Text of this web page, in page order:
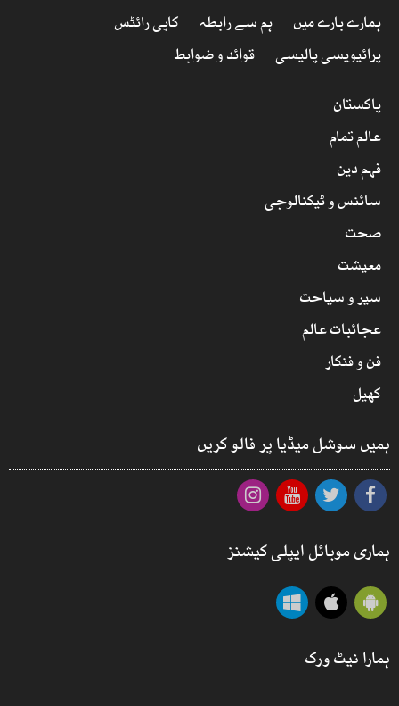
ہمارے بارے میں ہم سے رابطہ
کاپی رائٹس
پرائیویسی پالیسی
قوائد و ضوابط
پاکستان
عالم تمام
فہم دین
سائنس و ٹیکنالوجی
صحت
معیشت
سیر و سیاحت
عجائبات عالم
فن و فنکار
کھیل
ہمیں سوشل میڈیا پر فالو کریں
ہماری موبائل ایپلی کیشنز
ہمارا نیٹ ورک